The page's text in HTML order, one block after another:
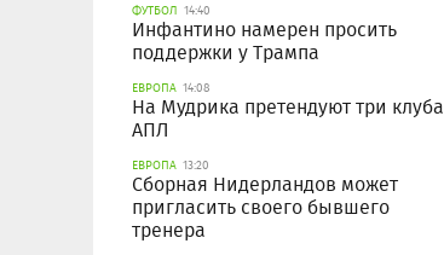
ФУТБОЛ 14:40
Инфантино намерен просить
поддержки у Трампа
ЕВРОПА 14:08
На Мудрика претендуют три клуба
АПЛ
ЕВРОПА 13:20
Сборная Нидерландов может
пригласить своего бывшего
тренера